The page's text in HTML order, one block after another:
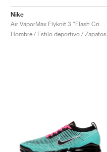
Nike
Hombre / Estilo deportivo / Zapatos